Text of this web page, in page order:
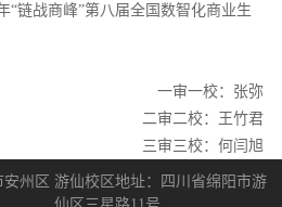
“链战商峰”第八届全国数智化商业生
一审一校：张弥
二审二校：王竹君
三审三校：何闫旭
安州区 游仙校区地址：四川省绵阳市游